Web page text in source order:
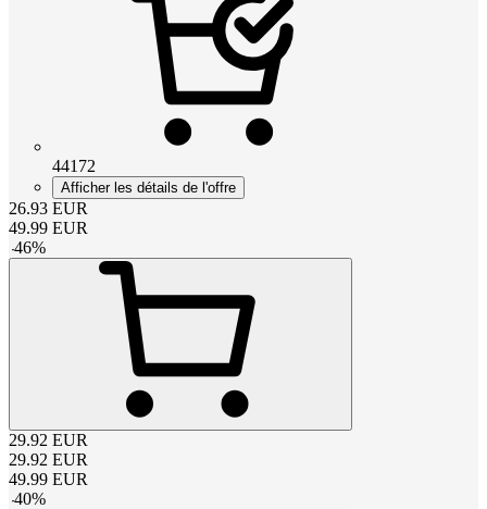
44172
Afficher les détails de l'offre
26.93 EUR
49.99 EUR
-46%
29.92 EUR
29.92 EUR
49.99 EUR
-40%